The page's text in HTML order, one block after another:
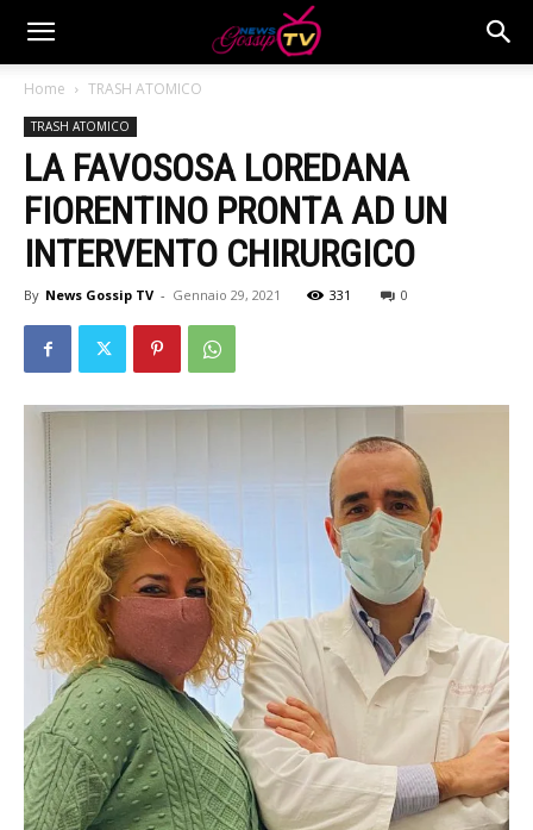
Home TRASH ATOMICO
TRASH ATOMICO
LA FAVOSOSA LOREDANA
FIORENTINO PRONTA AD UN
INTERVENTO CHIRURGICO
By News Gossip TV - Gennaio 29, 2021 331 0